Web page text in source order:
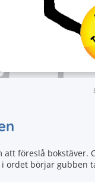
föreslå
ordet börjar